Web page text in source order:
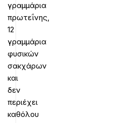
γραμμάρια
πρωτεΐνης,
12
γραμμάρια
φυσικών
σακχάρων
και
δεν
περιέχει
καθόλου